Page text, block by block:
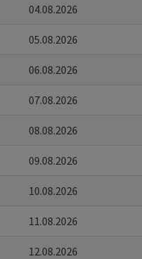
04.08.2026
05.08.2026
06.08.2026
07.08.2026
08.08.2026
09.08.2026
10.08.2026
11.08.2026
12.08.2026